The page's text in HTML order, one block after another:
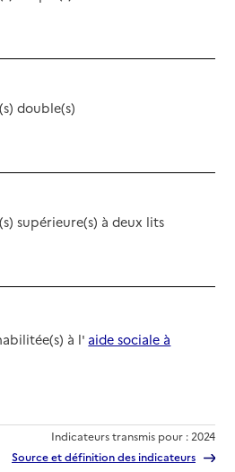
double(s)
supérieure(s) à deux lits
à l' aide sociale à
Indicateurs transmis pour : 2024
Source et définition des indicateurs